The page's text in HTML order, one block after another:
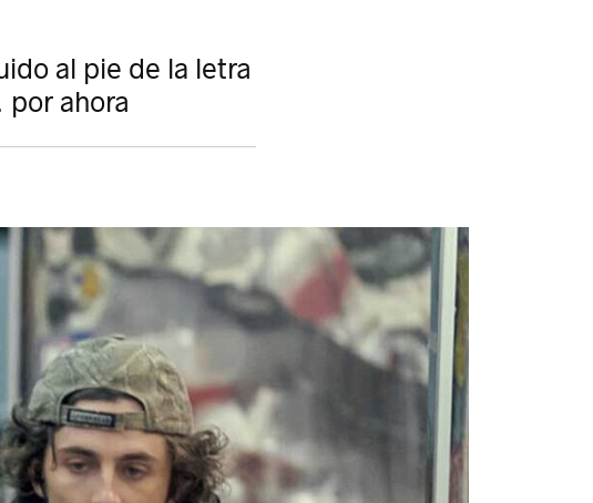
al pie de la letra
ahora